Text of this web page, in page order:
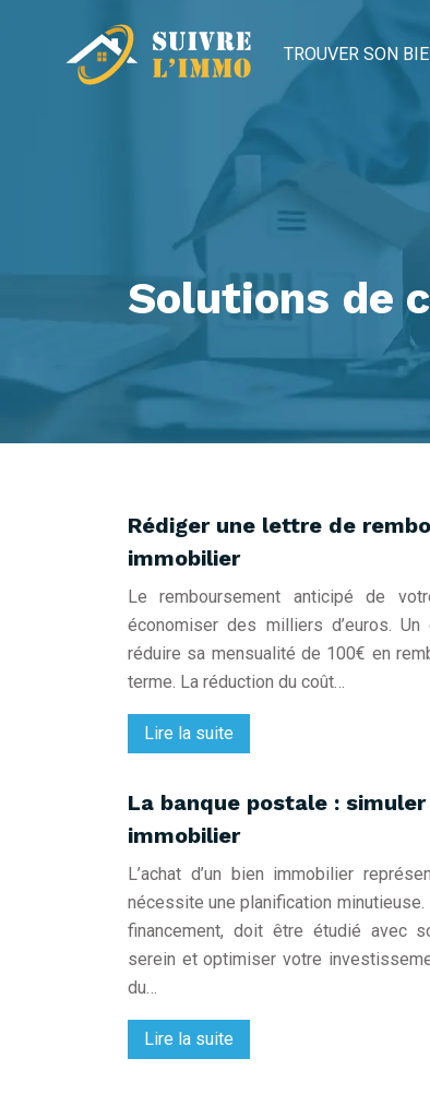
TROUVER SON
Solutions de
Rédiger une lettre de
immobilier
Le remboursement anticipé de
économiser des milliers d’euros.
réduire sa mensualité de 100€ en
terme. La réduction du coût…
Lire la suite
La banque postale :
immobilier
L’achat d’un bien immobilier
nécessite une planification
financement, doit être étudié avec
serein et optimiser votre
du…
Lire la suite